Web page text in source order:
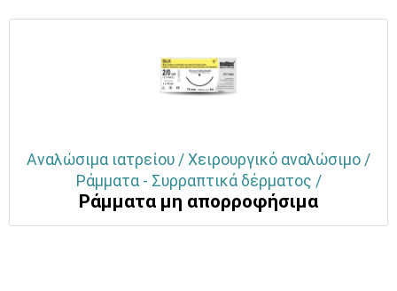
Αναλώσιμα ιατρείου / Χειρουργικό αναλώσιμο /
Ράμματα - Συρραπτικά δέρματος /
Ράμματα μη απορροφήσιμα